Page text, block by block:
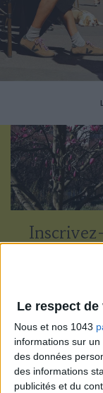
Le respect
Nous et nos 1043
informations sur
des données
des informations
publicités et du